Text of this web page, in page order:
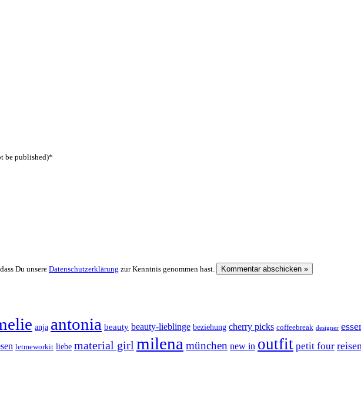
be published)*
Du unsere Datenschutzerklärung zur Kenntnis genommen hast.
anja antonia beauty beauty-lieblinge beziehung cherry picks coffeebreak designer
letmeworkit liebe material girl milena münchen new in outfit petit four